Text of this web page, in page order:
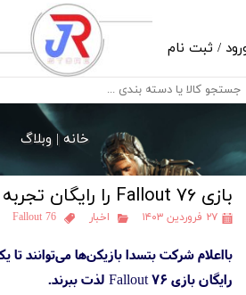
/ ثبت نام
حساب کاربری من
تغییر گذر واژه
خروج از حساب کاربری
خانه |وبلاگ
بازی Fallout 76 را رایگان تجربه کنید
۲۷ فروردین ۱۴۰۳ اخبار Fallout 76
بااعلام شرکت بتسدا بازیکن‌ها می‌توانند تا
رایگان بازی Fallout 76 لذت ببرند.